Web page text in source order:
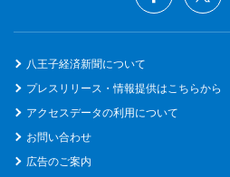
八王子経済新聞について
プレスリリース・情報提供はこちらから
アクセスデータの利用について
お問い合わせ
広告のご案内